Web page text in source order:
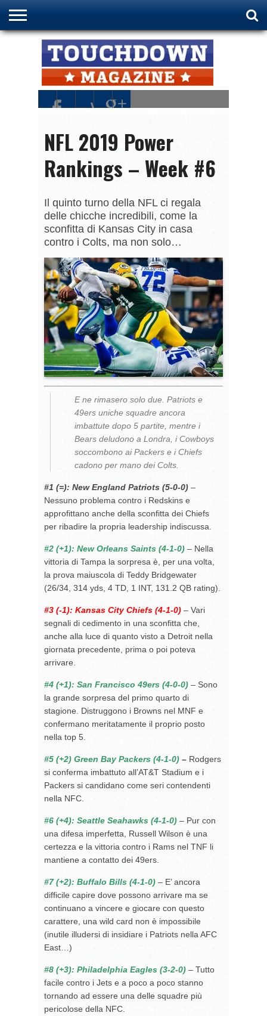
HOME
NFL 2019 Power
Rankings – Week #6
Il quinto turno della NFL ci regala
delle chicche incredibili, come la
sconfitta di Kansas City in casa
contro i Colts, ma non solo…
E ne rimasero solo due. Patriots e
49ers uniche squadre ancora
imbattute dopo 5 partite, mentre i
Bears deludono a Londra, i Cowboys
soccombono ai Packers e i Chiefs
cadono per mano dei Colts.
#1 (=): New England Patriots (5-0-0) –
Nessuno problema contro i Redskins e
approfittano anche della sconfitta dei Chiefs
per ribadire la propria leadership indiscussa.
#2 (+1): New Orleans Saints (4-1-0) – Nella
vittoria di Tampa la sorpresa è, per una volta,
la prova maiuscola di Teddy Bridgewater
(26/34, 314 yds, 4 TD, 1 INT, 131.2 QB rating).
#3 (-1): Kansas City Chiefs (4-1-0) – Vari
segnali di cedimento in una sconfitta che,
anche alla luce di quanto visto a Detroit nella
giornata precedente, prima o poi poteva
arrivare.
#4 (+1): San Francisco 49ers (4-0-0) – Sono
la grande sorpresa del primo quarto di
stagione. Distruggono i Browns nel MNF e
confermano meritatamente il proprio posto
nella top 5.
#5 (+2) Green Bay Packers (4-1-0) – Rodgers
si conferma imbattuto all’AT&T Stadium e i
Packers si candidano come seri contendenti
nella NFC.
#6 (+4): Seattle Seahawks (4-1-0) – Pur con
una difesa imperfetta, Russell Wilson è una
certezza e la vittoria contro i Rams nel TNF li
mantiene a contatto dei 49ers.
#7 (+2): Buffalo Bills (4-1-0) – E’ ancora
difficile capire dove possono arrivare ma se
continuano a vincere e giocare con questo
carattere, una wild card non è impossibile
(inutile illudersi di insidiare i Patriots nella AFC
East…)
#8 (+3): Philadelphia Eagles (3-2-0) – Tutto
facile contro i Jets e a poco a poco stanno
tornando ad essere una delle squadre più
pericolose della NFC.